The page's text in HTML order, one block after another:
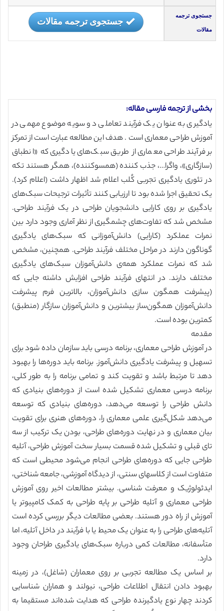
جستجوی ترجمه
مقالات
جستجوی ترجمه مقالات
بخشی از ترجمه فارسی مقاله:
یادگیری به عنوان یک فرآیند تعاملی دو سویه موضوع مهمی در
آموزش طراحی معماری است . هدف این مطالعه عبارت است از تمرکز
بر فرآیند طراحی معماری از طریق سبک‌های یادگیری که «انطباق
(سازگاری»، واگرا…، جذب کننده (همسوکننده)، همگر هستند تکه
در تئوری یادگیری تجربی کُلب اعلام شد اظهار داشت (اعلام کرد).
یک تحقیق اجرا شده بود تا ارزیابی کنند تأثیرات ترجیحات سبک‌های
یادگیری بر روی کارایی دانشجویان طراحی در یک فرآیند طراحی.
مشخص شد که تفاوت‌های چشمگیری از نظر آماری وجود دارد بین
نمرات عملکرد (کارایی) دانش‌آموزانی که سبک‌های یادگیری
گوناگون دارند در مراحل مختلف فرآیند طراحی. همچنین، مشخص
شد که نمرات عملکرد همه‌ی دانش‌آموزان سبک‌های یادگیری
مختلف دارند. در انتهای فرآیند طراحی افزایش داشته جایی که
(پیشرفت همگون سازی دانش‌آموزان، بالاترین فرم پیشرفت
دانش‌آموزان همگون‌ساز بیشترین و دانش‌آموزان سازگار (منطبق)
کمترین بوده است.
مقدمه
در آموزش طراحی معماری، برنامه درسی باید سازمان داده شود برای
تسهیل و پیشرفت یادگیری دانش‌آموز. برنامه باید دوره‌ها را بهبود
دهد تا مرتبط باشد و تقویت کند و تمامی برنامه را به طور کلی،
برنامه درسی معماری تشکیل شده است از دوره‌های بنیادی که
دانش طراحی را توسعه می‌دهد، دوره‌های بنیادی که توسعه
می‌دهد شکل‌گیری علمی معماری را، دوره‌های هنری برای تقویت
بیان معماری و در نهایت دوره‌های طراحی، بودن یک ترکیب از سه
تای قبلی و تشکیل شده قسمت بسیار سخت آموزش طراحی، آتلیه
طراحی جایی که دوره‌های طراحی انجام می‌شود محیطی است که
متفاوت است از کلاسهای سنتی، از دیدگاه آموزشی، جامعه شناختی،
ایدئولوژیک و معرفت‌ شناسی. بیشتر مطالعات اخیر روی آموزش
طراحی معماری و آتلیه طراحی بر پایه طراحی به کمک کامپیوتر یا
آموزش از راه دور هستند. بعضی مطالعات دیگر بررسی کرده است
آتلیه‌های طراحی را به عنوان یک محیط یا با فرآیند در داخل آتلیه، اما
متأسفانه، مطالعات کمی درباره سبک‌های یادگیری طراحان وجود
دارد.
بر اساس یک مطالعه تجربی بر روی معماران (شاغل)، در زمینه
بهبود دادن انتقال اطلاعات طراحی، نیولند و هماران شناسایی
کردند چهار نوع یادگیرنده طراحی که هدایت شده‌اند مستقیما به